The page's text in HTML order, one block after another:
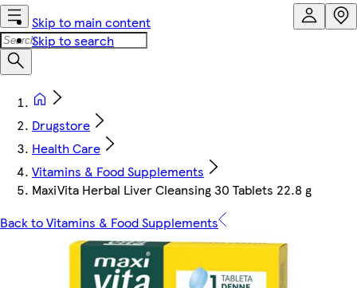
Skip to main content
Skip to search
Drugstore
Health Care
Vitamins & Food Supplements
MaxiVita Herbal Liver Cleansing 30 Tablets 22.8 g
Back to Vitamins & Food Supplements